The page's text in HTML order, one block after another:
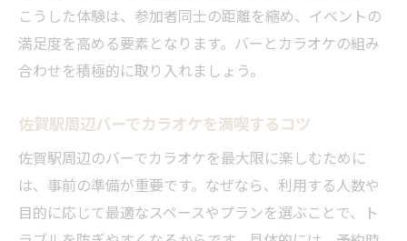
こうした体験は、参加者同士の距離を縮め、イベントの
満足度を高める要素となります。バーとカラオケの組み
合わせを積極的に取り入れましょう。
佐賀駅周辺バーでカラオケを満喫するコツ
佐賀駅周辺のバーでカラオケを最大限に楽しむために
は、事前の準備が重要です。なぜなら、利用する人数や
目的に応じて最適なスペースやプランを選ぶことで、ト